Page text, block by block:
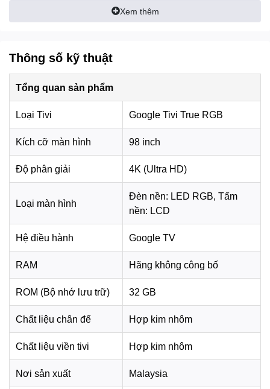
Các chuẩnDolby Vision,HDR10,HLG,IMAX Enhanced
vàNetflix Calibrated Modehỗ trợ hiển thị nội dung theo
hướng điện ảnh hơn. Tivi còn có X-Wide Angle Pro, XR
Motion Clarity, VRR và ALLM, giúp hình ảnh rõ, mượt và
ổn định khi xem từ nhiều góc hoặc chơi game.
*Hình ảnh chỉ mang tính chất minh họa
Công nghệ âm thanh
sở hữu hệ thống 6 loa với tổng công suất 65W, mang lại
Xem thêm
Thông số kỹ thuật
Tổng quan sản phẩm
Loại Tivi Google Tivi True RGB
Kích cỡ màn hình 98 inch
Độ phân giải 4K (Ultra HD)
Loại màn hình
Đèn nền: LED RGB, Tấm
nền: LCD
Hệ điều hành Google TV
RAM Hãng không công bố
ROM (Bộ nhớ lưu trữ) 32 GB
Chất liệu chân đế Hợp kim nhôm
Chất liệu viền tivi Hợp kim nhôm
Nơi sản xuất Malaysia